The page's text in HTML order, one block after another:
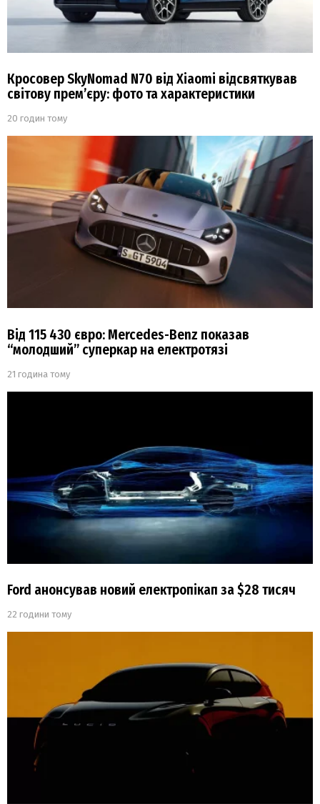
Кросовер SkyNomad N70 від Xiaomi відсвяткував
світову прем’єру: фото та характеристики
20 годин тому
Від 115 430 євро: Mercedes-Benz показав
“молодший” суперкар на електротязі
21 година тому
Ford анонсував новий електропікап за $28 тисяч
22 години тому